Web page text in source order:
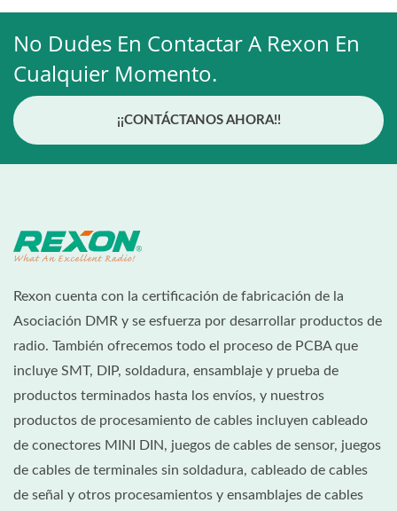
No Dudes En Contactar A Rexon En
Cualquier Momento.
¡¡CONTÁCTANOS AHORA!!
Rexon cuenta con la certificación de fabricación de la
Asociación DMR y se esfuerza por desarrollar productos de
radio. También ofrecemos todo el proceso de PCBA que
incluye SMT, DIP, soldadura, ensamblaje y prueba de
productos terminados hasta los envíos, y nuestros
productos de procesamiento de cables incluyen cableado
de conectores MINI DIN, juegos de cables de sensor, juegos
de cables de terminales sin soldadura, cableado de cables
de señal y otros procesamientos y ensamblajes de cables